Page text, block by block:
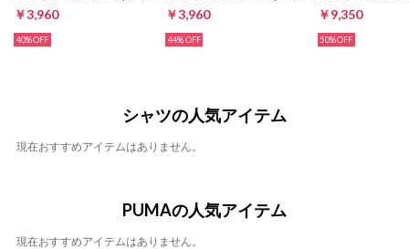
￥3,960
40%
￥3,960
44%
￥9,350
50%
シャツの人気アイテム
現在おすすめアイテムはありません。
PUMAの人気アイテム
現在おすすめアイテムはありません。